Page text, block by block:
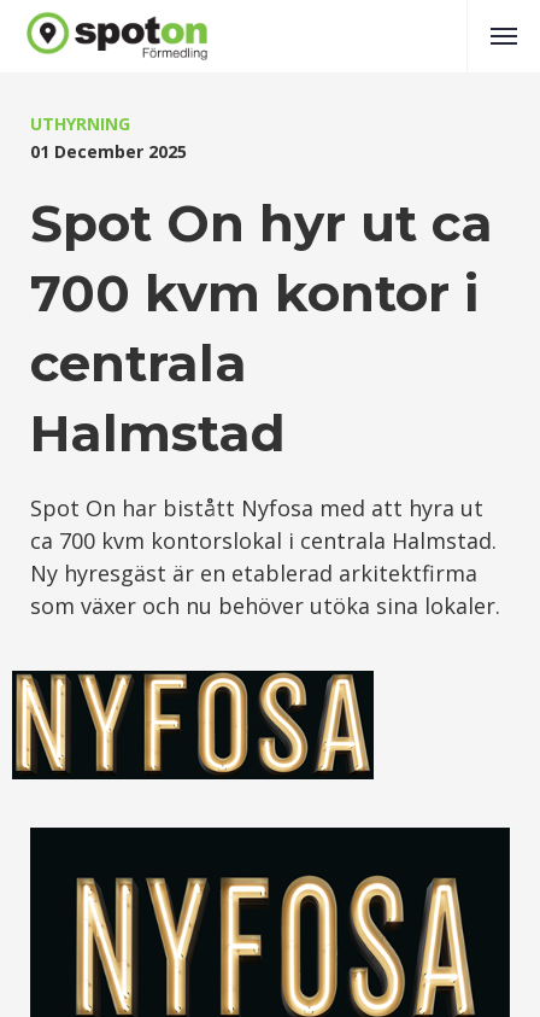
UTHYRNING
01 December 2025
Spot On hyr ut ca
700 kvm kontor i
centrala
Halmstad
Spot On har bistått Nyfosa med att hyra ut
ca 700 kvm kontorslokal i centrala Halmstad.
Ny hyresgäst är en etablerad arkitektfirma
som växer och nu behöver utöka sina lokaler.